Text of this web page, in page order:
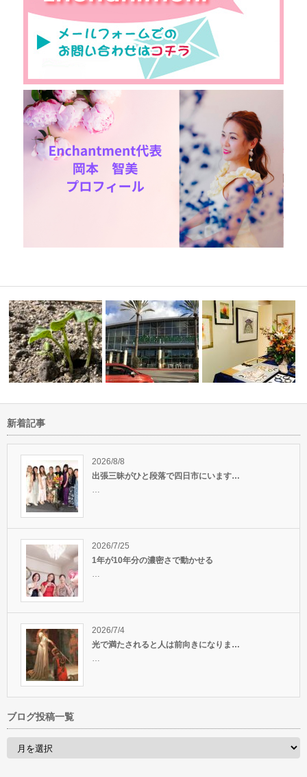
畑から人生を学ぶ
親知らずの抜歯後のケアはアロ
マやホメオパ…
絵画はインテリアの大切
ですね。絵画…
新着記事
2026/8/8
出張三昧がひと段落で四日市にいます…
2026/7/25
1年が10年分の濃密さで動かせる
2026/7/4
光で満たされると人は前向きになりま…
ブログ投稿一覧